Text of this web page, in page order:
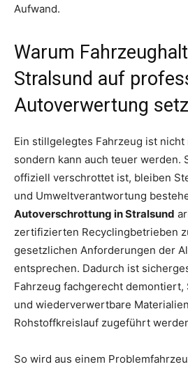
Aufwand.
Warum
Stralsund auf
Autoverwertung
Ein stillgelegtes Fahrzeug ist
sondern kann auch teuer werden.
offiziell verschrottet ist, bleiben
und Umweltverantwortung
Autoverschrottung in Stralsund
zertifizierten Recyclingbetrieben
gesetzlichen Anforderungen der
entsprechen. Dadurch ist
Fahrzeug fachgerecht
und wiederverwertbare
Rohstoffkreislauf zugeführt
So wird aus einem